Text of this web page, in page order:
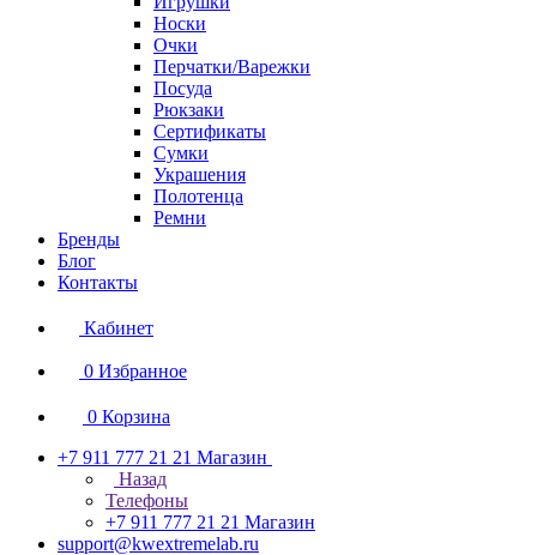
Носки
Очки
Перчатки/Варежки
Посуда
Рюкзаки
Сертификаты
Сумки
Украшения
Полотенца
Ремни
Бренды
Блог
Контакты
Кабинет
0 Избранное
0 Корзина
+7 911 777 21 21 Магазин
Назад
Телефоны
+7 911 777 21 21 Магазин
support@kwextremelab.ru